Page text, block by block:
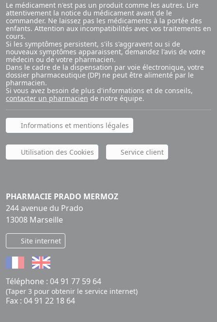
Le médicament n'est pas un produit comme les autres. Lire
attentivement la notice du médicament avant de le
commander. Ne laissez pas les médicaments à la portée des
enfants. Attention aux incompatibilités avec vos traitements en
cours.
Si les symptômes persistent, s'ils s'aggravent ou si de
nouveaux symptômes apparaissent, demandez l'avis de votre
médecin ou de votre pharmacien.
Dans le cadre de la dispensation par voie électronique, votre
dossier pharmaceutique (DP) ne peut être alimenté par le
pharmacien.
Si vous avez besoin de plus d'informations et de conseils,
contacter un pharmacien de notre équipe.
Informations et mentions légales
Utilisation des Cookies Service client
PHARMACIE PRADO MERMOZ
244 avenue du Prado
13008 Marseille
Site internet
Téléphone : 04 91 77 59 64
(Taper 3 pour obtenir le service internet)
Fax : 04 91 22 18 64